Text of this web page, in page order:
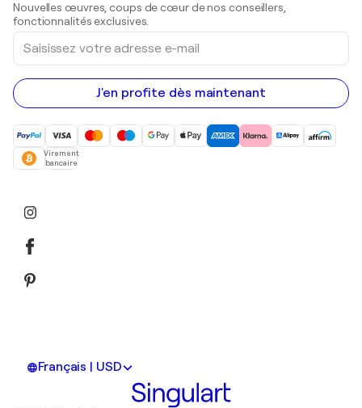
Peintures acryliques
Nouvelles œuvres, coups de cœur de nos conseillers,
fonctionnalités exclusives.
Saisissez
votre
adresse
e-
mail
J'en profite dès maintenant
Virement
bancaire
Français | USD